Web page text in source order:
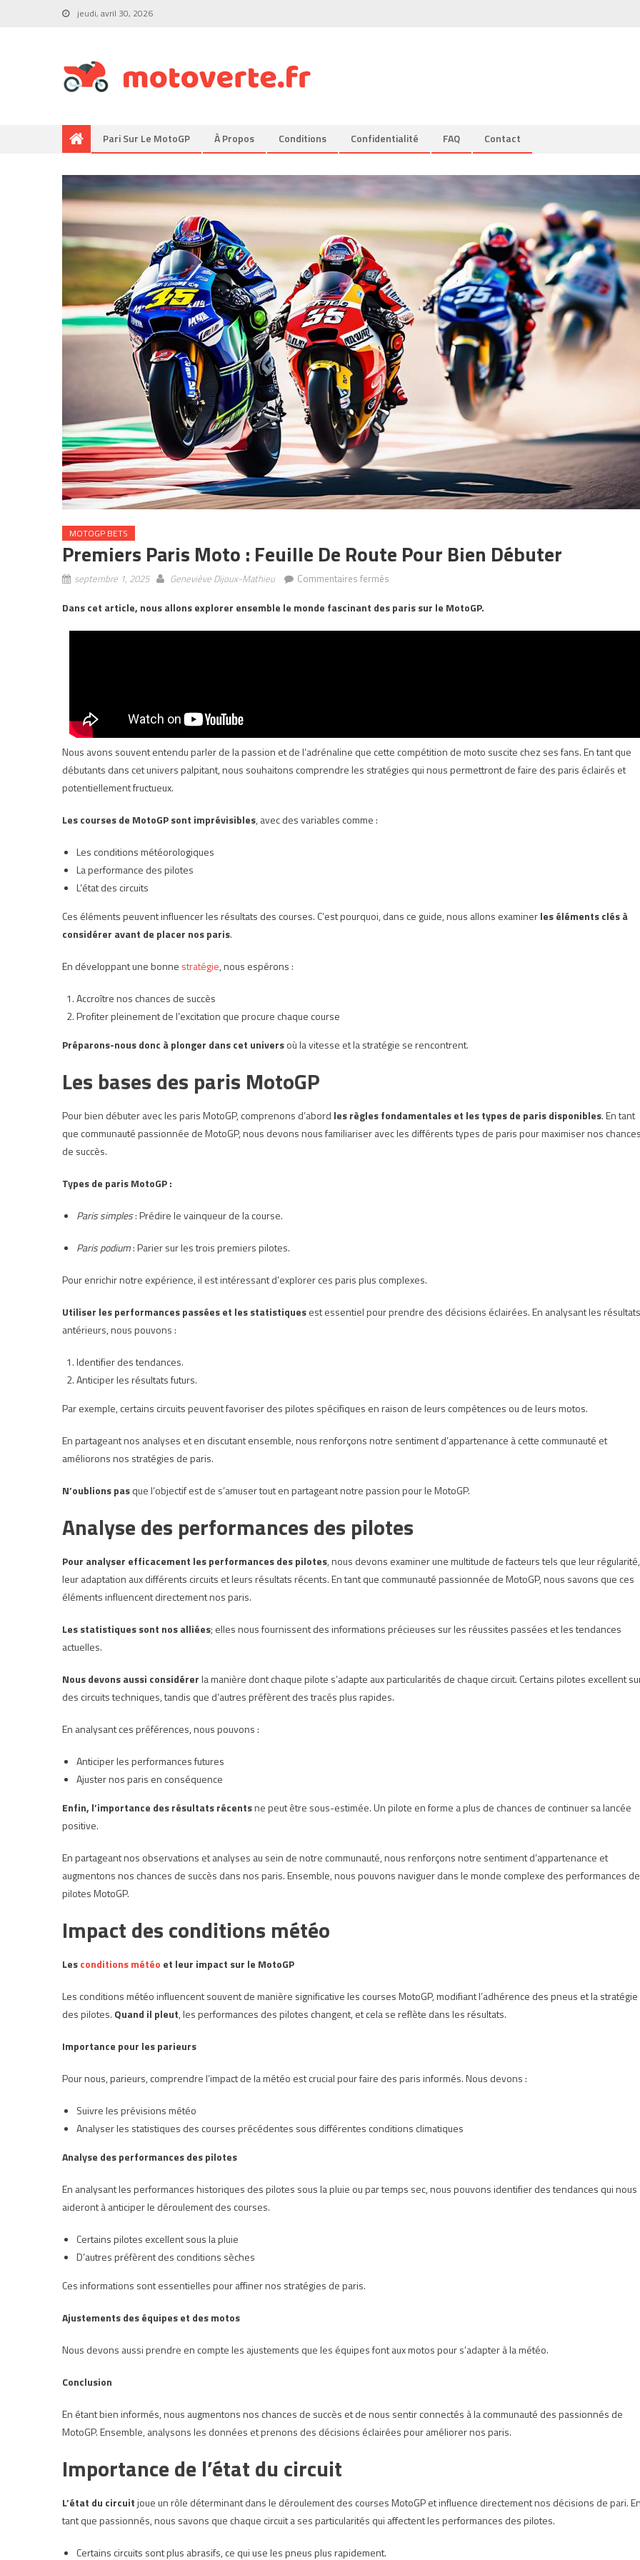
jeudi, avril 30, 2026
Pari Sur Le MotoGP À Propos Conditions Confidentialité FAQ Contact
MOTOGP BETS
Premiers Paris Moto : Feuille De Route Pour Bien Débuter
septembre 1, 2025 Geneviève Dijoux-Mathieu Commentaires fermés
Paris
Débuter
Dans cet article, nous allons explorer ensemble le monde fascinant des paris sur le MotoGP.
Nous avons souvent entendu parler de la passion et de l’adrénaline que cette compétition de moto suscite chez ses fans. En tant que
débutants dans cet univers palpitant, nous souhaitons comprendre les stratégies qui nous permettront de faire des paris éclairés et
potentiellement fructueux.
Les courses de MotoGP sont imprévisibles, avec des variables comme :
Les conditions météorologiques
La performance des pilotes
L’état des circuits
Ces éléments peuvent influencer les résultats des courses. C’est pourquoi, dans ce guide, nous allons examinerles éléments clés à
considérer avant de placer nos paris.
En développant une bonne stratégie, nous espérons :
Accroître nos chances de succès
Profiter pleinement de l’excitation que procure chaque course
Préparons-nous donc à plonger dans cet universoù la vitesse et la stratégie se rencontrent.
Les bases des paris MotoGP
Pour bien débuter avec les paris MotoGP, comprenons d’abord les règles fondamentales et les types de paris disponibles. En tant
que communauté passionnée de MotoGP, nous devons nous familiariser avec les différents types de paris pour maximiser nos
de succès.
Types de paris MotoGP :
Paris simples: Prédire le vainqueur de la course.
Paris podium: Parier sur les trois premiers pilotes.
Pour enrichir notre expérience, il est intéressant d’explorer ces paris plus complexes.
Utiliser les performances passées et les statistiquesest essentiel pour prendre des décisions éclairées. En analysant les résultats
antérieurs, nous pouvons :
Identifier des tendances.
Anticiper les résultats futurs.
Par exemple, certains circuits peuvent favoriser des pilotes spécifiques en raison de leurs compétences ou de leurs motos.
En partageant nos analyses et en discutant ensemble, nous renforçons notre sentiment d’appartenance à cette communauté et
améliorons nos stratégies de paris.
N’oublions pasque l’objectif est de s’amuser tout en partageant notre passion pour le MotoGP.
Analyse des performances des pilotes
Pour analyser efficacement les performances des pilotes, nous devons examiner une multitude de facteurs tels que leur régularité,
leur adaptation aux différents circuits et leurs résultats récents. En tant que communauté passionnée de MotoGP, nous savons que ces
éléments influencent directement nos paris.
Les statistiques sont nos alliées; elles nous fournissent des informations précieuses sur les réussites passées et les tendances
actuelles.
Nous devons aussi considérerla manière dont chaque pilote s’adapte aux particularités de chaque circuit. Certains pilotes excellent
des circuits techniques, tandis que d’autres préfèrent des tracés plus rapides.
En analysant ces préférences, nous pouvons :
Anticiper les performances futures
Ajuster nos paris en conséquence
Enfin, l’importance des résultats récentsne peut être sous-estimée. Un pilote en forme a plus de chances de continuer sa lancée
positive.
En partageant nos observations et analyses au sein de notre communauté, nous renforçons notre sentiment d’appartenance et
augmentons nos chances de succès dans nos paris. Ensemble, nous pouvons naviguer dans le monde complexe des performances
pilotes MotoGP.
Impact des conditions météo
Lesconditions météo et leur impact sur le MotoGP
Les conditions météo influencent souvent de manière significative les courses MotoGP, modifiant l’adhérence des pneus et la stratégie
des pilotes. Quand il pleut, les performances des pilotes changent, et cela se reflète dans les résultats.
Importance pour les parieurs
Pour nous, parieurs, comprendre l’impact de la météo est crucial pour faire des paris informés. Nous devons :
Suivre les prévisions météo
Analyser les statistiques des courses précédentes sous différentes conditions climatiques
Analyse des performances des pilotes
En analysant les performances historiques des pilotes sous la pluie ou par temps sec, nous pouvons identifier des tendances qui nous
aideront à anticiper le déroulement des courses.
Certains pilotes excellent sous la pluie
D’autres préfèrent des conditions sèches
Ces informations sont essentielles pour affiner nos stratégies de paris.
Ajustements des équipes et des motos
Nous devons aussi prendre en compte les ajustements que les équipes font aux motos pour s’adapter à la météo.
Conclusion
En étant bien informés, nous augmentons nos chances de succès et de nous sentir connectés à la communauté des passionnés de
MotoGP. Ensemble, analysons les données et prenons des décisions éclairées pour améliorer nos paris.
Importance de l’état du circuit
L’état du circuitjoue un rôle déterminant dans le déroulement des courses MotoGP et influence directement nos décisions de pari.
tant que passionnés, nous savons que chaque circuit a ses particularités qui affectent les performances des pilotes.
Certains circuits sont plus abrasifs, ce qui use les pneus plus rapidement.